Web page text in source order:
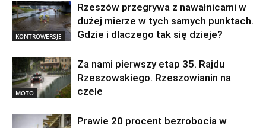
KONTROWERSJE
Rzeszów przegrywa z nawałnicami w
dużej mierze w tych samych punktach.
Gdzie i dlaczego tak się dzieje?
MOTO
Za nami pierwszy etap 35. Rajdu
Rzeszowskiego. Rzeszowianin na
czele
Prawie 20 procent bezrobocia w